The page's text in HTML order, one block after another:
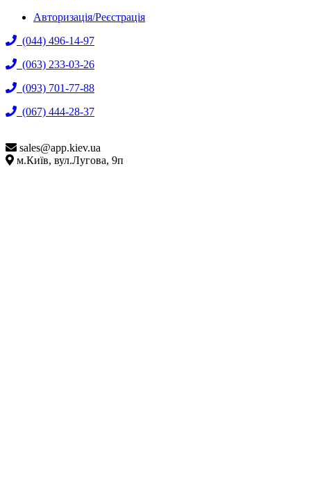
Авторизація/Реєстрація
(044) 496-14-97
(063) 233-03-26
(093) 701-77-88
(067) 444-28-37
sales@app.kiev.ua
м.Київ, вул.Лугова, 9п